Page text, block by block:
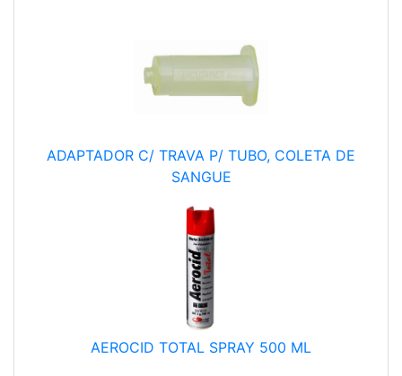
ADAPTADOR C/ TRAVA P/ TUBO, COLETA DE
SANGUE
AEROCID TOTAL SPRAY 500 ML